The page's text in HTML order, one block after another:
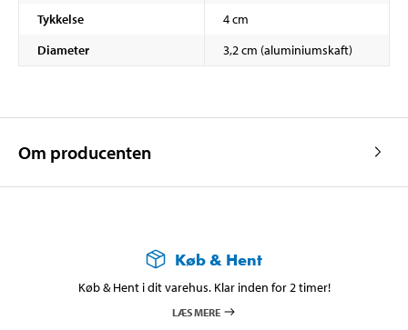
Tykkelse
4 cm
Diameter
3,2 cm (aluminiumskaft)
Om producenten
Køb & Hent
Køb & Hent i dit varehus. Klar inden for 2 timer!
LÆS MERE